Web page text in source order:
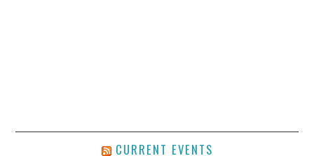
CURRENT EVENTS